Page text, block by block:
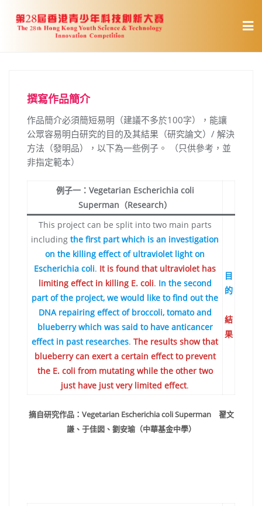
撰寫作品簡介
作品簡介必須簡短易明（建議不多於100字），能讓
公眾容易明白研究的目的及其結果（研究論文）/ 解決
方法（發明品），以下為一些例子。 （只供參考，並
非指定範本）
例子一：Vegetarian Escherichia coli
Superman（Research）
This project can be split into two main parts
including the first part which is an investigation
on the killing effect of ultraviolet light on
Escherichia coli. It is found that ultraviolet has
limiting effect in killing E. coli. In the second
part of the project, we would like to find out the
DNA repairing effect of broccoli, tomato and
blueberry which was said to have anticancer
effect in past researches. The results show that
blueberry can exert a certain effect to prevent
the E. coli from mutating while the other two
just have just very limited effect.
目
的
結
果
摘自研究作品：Vegetarian Escherichia coli Superman 翟文
謙、于佳囡、劉安瑜（中華基金中學）